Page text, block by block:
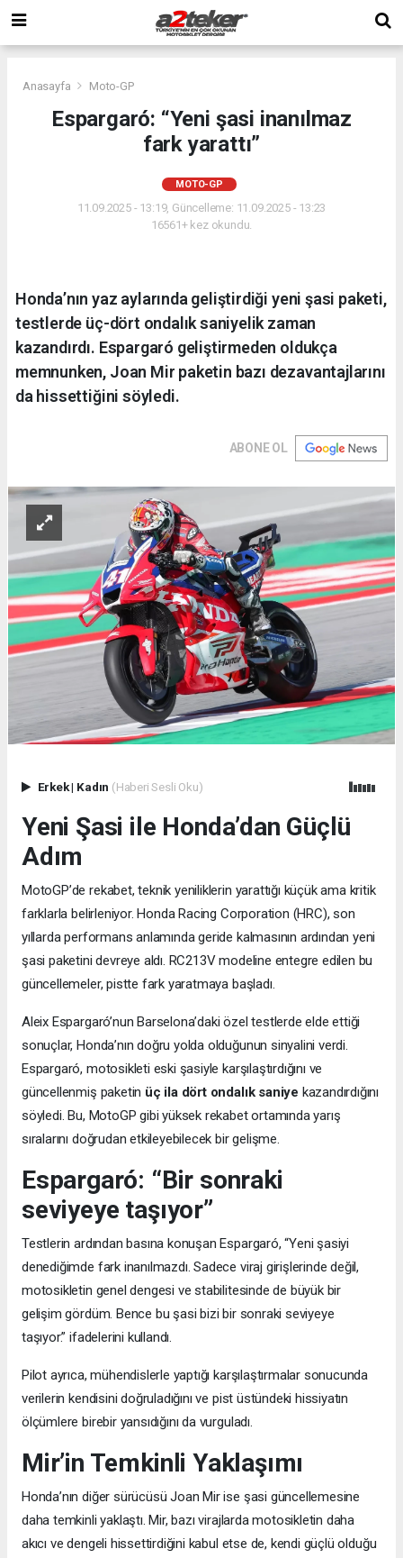
Anasayfa Moto-GP
Espargaró: “Yeni şasi inanılmaz
fark yarattı”
MOTO-GP
11.09.2025 - 13:19, Güncelleme: 11.09.2025 - 13:23
16561+ kez okundu.
Honda’nın yaz aylarında geliştirdiği yeni şasi paketi,
testlerde üç-dört ondalık saniyelik zaman
kazandırdı. Espargaró geliştirmeden oldukça
memnunken, Joan Mir paketin bazı dezavantajlarını
da hissettiğini söyledi.
ABONE OL
Erkek| Kadın (Haberi Sesli Oku)
Yeni Şasi ile Honda’dan Güçlü
Adım
MotoGP’de rekabet, teknik yeniliklerin yarattığı küçük ama kritik
farklarla belirleniyor. Honda Racing Corporation (HRC), son
yıllarda performans anlamında geride kalmasının ardından yeni
şasi paketini devreye aldı. RC213V modeline entegre edilen bu
güncellemeler, pistte fark yaratmaya başladı.
Aleix Espargaró’nun Barselona’daki özel testlerde elde ettiği
sonuçlar, Honda’nın doğru yolda olduğunun sinyalini verdi.
Espargaró, motosikleti eski şasiyle karşılaştırdığını ve
güncellenmiş paketin üç ila dört ondalık saniye kazandırdığını
söyledi. Bu, MotoGP gibi yüksek rekabet ortamında yarış
sıralarını doğrudan etkileyebilecek bir gelişme.
Espargaró: “Bir sonraki
seviyeye taşıyor”
Testlerin ardından basına konuşan Espargaró, “Yeni şasiyi
denediğimde fark inanılmazdı. Sadece viraj girişlerinde değil,
motosikletin genel dengesi ve stabilitesinde de büyük bir
gelişim gördüm. Bence bu şasi bizi bir sonraki seviyeye
taşıyor.” ifadelerini kullandı.
Pilot ayrıca, mühendislerle yaptığı karşılaştırmalar sonucunda
verilerin kendisini doğruladığını ve pist üstündeki hissiyatın
ölçümlere birebir yansıdığını da vurguladı.
Mir’in Temkinli Yaklaşımı
Honda’nın diğer sürücüsü Joan Mir ise şasi güncellemesine
daha temkinli yaklaştı. Mir, bazı virajlarda motosikletin daha
akıcı ve dengeli hissettirdiğini kabul etse de, kendi güçlü olduğu